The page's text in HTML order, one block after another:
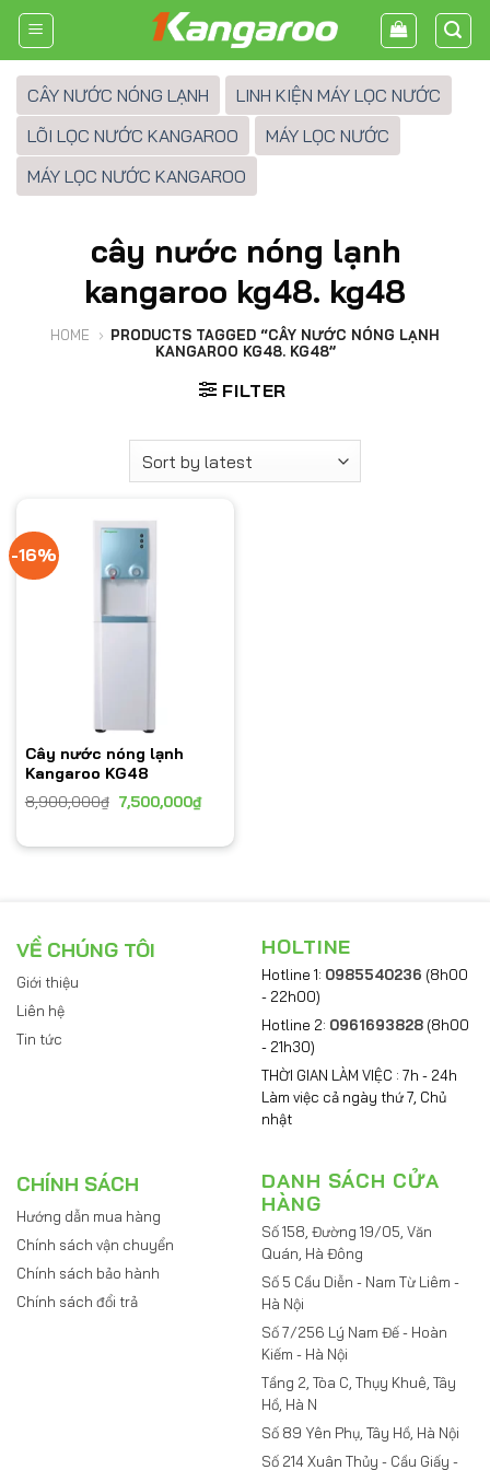
Skip
CÂY NƯỚC NÓNG LẠNH
LINH KIỆN MÁY LỌC NƯỚC
LÕI LỌC NƯỚC KANGAROO
MÁY LỌC NƯỚC
MÁY LỌC NƯỚC KANGAROO
cây nước nóng lạnh
kangaroo kg48. kg48
HOME › PRODUCTS TAGGED “CÂY NƯỚC NÓNG LẠNH
KANGAROO KG48. KG48”
FILTER
-16%
Cây nước nóng lạnh
Kangaroo KG48
8,900,000₫ 7,500,000₫
VỀ CHÚNG TÔI
Giới thiệu
Liên hệ
Tin tức
HOLTINE
Hotline 1: 0985540236 (8h00
- 22h00)
Hotline 2: 0961693828 (8h00
- 21h30)
THỜI GIAN LÀM VIỆC : 7h - 24h
Làm việc cả ngày thứ 7, Chủ
nhật
CHÍNH SÁCH
Hướng dẫn mua hàng
Chính sách vận chuyển
Chính sách bảo hành
Chính sách đổi trả
DANH SÁCH CỬA
HÀNG
Số 158, Đường 19/05, Văn
Quán, Hà Đông
Số 5 Cầu Diễn - Nam Từ Liêm -
Hà Nội
Số 7/256 Lý Nam Đế - Hoàn
Kiếm - Hà Nội
Tầng 2, Tòa C, Thụy Khuê, Tây
Hồ, Hà N
Số 89 Yên Phụ, Tây Hồ, Hà Nội
Số 214 Xuân Thủy - Cầu Giấy -